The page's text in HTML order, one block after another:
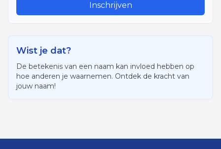
Inschrijven
Wist je dat?
De betekenis van een naam kan invloed hebben op
hoe anderen je waarnemen. Ontdek de kracht van
jouw naam!